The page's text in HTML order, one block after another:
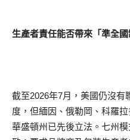
生產者責任能否帶來「準全國
截至2026年7月，美國仍沒有
度，但緬因、俄勒岡、科羅
華盛頓州已先後立法。七州